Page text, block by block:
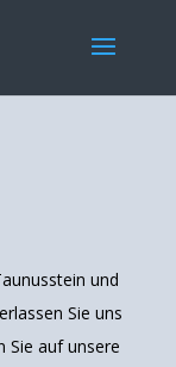
und
Sie uns
Sie auf unsere